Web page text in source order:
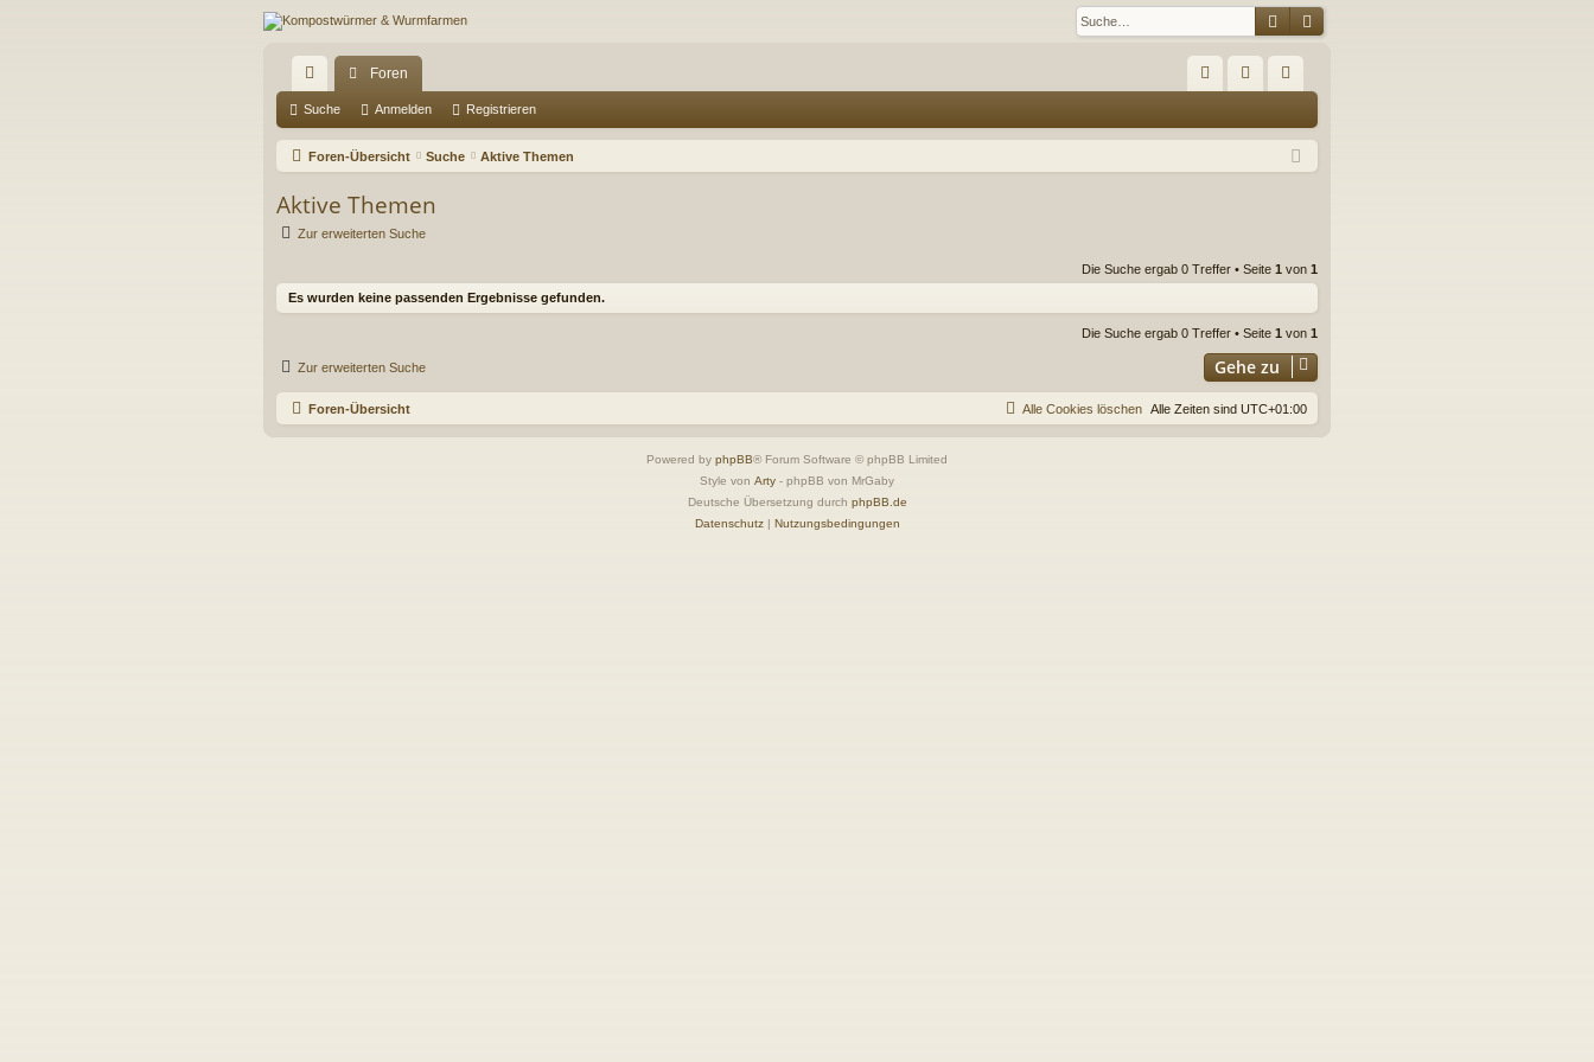
SucheErweiterte Suche
ch
ne
ug
Foren
Q m ist
Suche Anmelden Registrieren
Foren-Übersicht Suche Aktive Themen
Aktive Themen
Zur erweiterten Suche
Die Suche ergab 0 Treffer • Seite 1 von 1
Es wurden keine passenden Ergebnisse gefunden.
Die Suche ergab 0 Treffer • Seite 1 von 1
Zur erweiterten Suche Gehe zu
Foren-Übersicht Alle Zeiten sind UTC+01:00
Alle Cookies löschen
Powered by phpBB® Forum Software © phpBB Limited
Style von Arty - phpBB von MrGaby
Deutsche Übersetzung durch phpBB.de
Datenschutz| Nutzungsbedingungen